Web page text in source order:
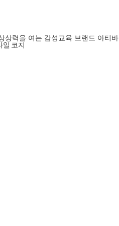
쿠폰
상력을 여는 감성교육 브랜드 아티
일 코지